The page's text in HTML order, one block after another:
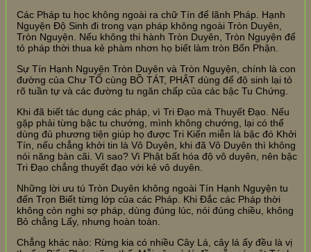
Các Pháp tu học không ngoài ra chữ Tín để lãnh Pháp. Hạnh
Nguyện Độ Sinh đi trong vạn pháp không ngoài Tròn Duyên,
Tròn Nguyện. Nếu không thi hành Tròn Duyên, Tròn Nguyện để
tỏ pháp thời thua kẻ phàm nhơn họ biết làm tròn Bổn Phận.
Sự Tín Hạnh Nguyện Tròn Duyên và Tròn Nguyện, chính là con
đường của Chư TỔ cùng BỒ TÁT, PHẬT dùng để độ sinh lại tỏ
rõ tuần tự và các đường tu ngăn chấp của các bậc Tu Chứng.
Khi đã biết tác dụng các pháp, vì Tri Đạo mà Thuyết Đạo. Nếu
gặp phải từng bậc tu chướng, mình không chướng, lại có thể
dùng đủ phương tiện giúp họ được Tri Kiến miễn là bậc đó Khởi
Tín, nếu chẳng khởi tin là Vô Duyên, khi đã Vô Duyên thì không
nói năng bàn cãi. Vì sao? Vì Phật bất hóa độ vô duyên, nên bậc
Tri Đạo chẳng thuyết đạo với kẻ vô duyên.
Những lời ưu tú Tròn Duyên không ngoài Tín Hạnh Nguyện tu
đến Trọn Biết từng lớp của các Pháp. Khi Đắc các Pháp thời
không còn nghi sợ pháp, dùng đúng lúc, nói đúng chiều, không
Bỏ chẳng Lấy, nhưng hoàn toàn.
Chẳng khác nào: Rừng kia có nhiều Cây Lá, cây lá ấy đều là vị